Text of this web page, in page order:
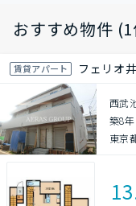
おすすめ物件
賃貸アパート フェリオ
西武
築8年
東京